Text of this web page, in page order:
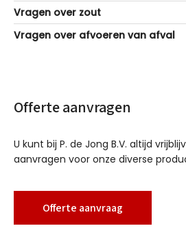
Vragen over zout
Vragen over afvoeren van afval
Offerte aanvragen
U kunt bij P. de Jong B.V. altijd
aanvragen voor onze diverse
Offerte aanvraag